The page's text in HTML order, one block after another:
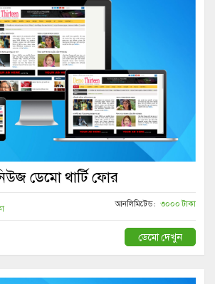
ডেমো থার্টি ফোর
আনলিমিটেড : ৩০০০ টাকা
ডেমো দেখুন